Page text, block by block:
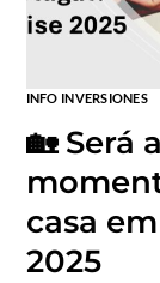
INFO INVERSIONES
🏡 Será
casa
2025